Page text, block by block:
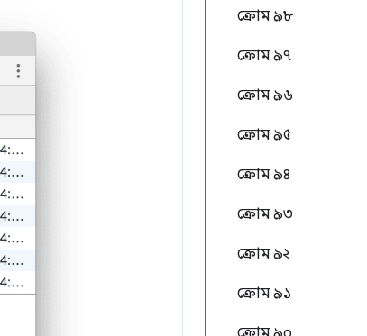
ক্রোম ৯৮
ক্রোম ৯৭
ক্রোম ৯৬
ক্রোম ৯৫
ক্রোম ৯৪
ক্রোম ৯৩
ক্রোম ৯২
ক্রোম ৯১